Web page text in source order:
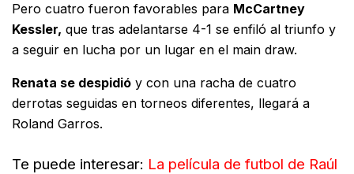
Pero cuatro fueron favorables para McCartney
Kessler, que tras adelantarse 4-1 se enfiló al triunfo y
a seguir en lucha por un lugar en el main draw.
Renata se despidió y con una racha de cuatro
derrotas seguidas en torneos diferentes, llegará a
Roland Garros.
Te puede interesar: La película de futbol de Raúl